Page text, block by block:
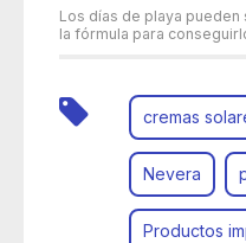
Los días de playa
la fórmula para
cremas
Nevera
Productos